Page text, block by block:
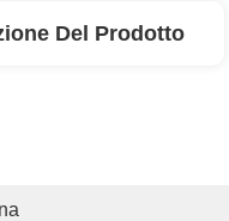
Del Prodotto